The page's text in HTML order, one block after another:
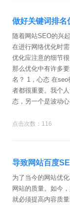
做好关键词排名
随着网站SEO的兴
在进行网络优化时
优化应注意的细节
那么优化中有许多
名？ 1，心态 在
者都很重要。我个
态，另一个是波动心
点击次数：116
导致网站百度
为了当今的网站优
网站的质量。如今
就必须提高内容质